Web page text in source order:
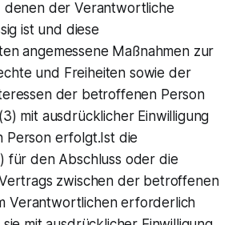
denen der Verantwortliche
ist und diese
angemessene Maßnahmen zur
und Freiheiten sowie der
der betroffenen Person
mit ausdrücklicher Einwilligung
erfolgt.Ist die
für den Abschluss oder die
zwischen der betroffenen
Verantwortlichen erforderlich